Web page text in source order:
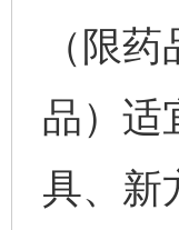
（限
品）适
具、新